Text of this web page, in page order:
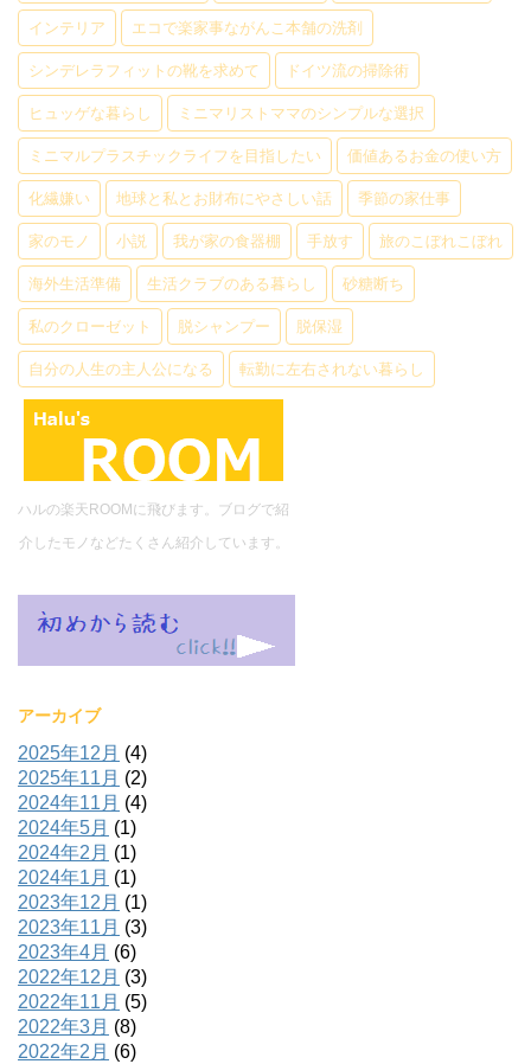
インテリア エコで楽家事ながんこ本舗の洗剤
シンデレラフィットの靴を求めて ドイツ流の掃除術
ヒュッゲな暮らし ミニマリストママのシンプルな選択
ミニマルプラスチックライフを目指したい 価値あるお金の使い方
化繊嫌い 地球と私とお財布にやさしい話 季節の家仕事
家のモノ 小説 我が家の食器棚 手放す 旅のこぼれこぼれ
海外生活準備 生活クラブのある暮らし 砂糖断ち
私のクローゼット 脱シャンプー 脱保湿
自分の人生の主人公になる 転勤に左右されない暮らし
ハルの楽天ROOMに飛びます。ブログで紹
介したモノなどたくさん紹介しています。
アーカイブ
2025年12月 (4)
2025年11月 (2)
2024年11月 (4)
2024年5月 (1)
2024年2月 (1)
2024年1月 (1)
2023年12月 (1)
2023年11月 (3)
2023年4月 (6)
2022年12月 (3)
2022年11月 (5)
2022年3月 (8)
2022年2月 (6)